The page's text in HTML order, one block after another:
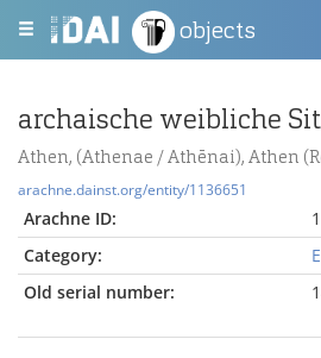
objects
Athen, (Athenae / Athēnai), Athen
arachne.dainst.org/entity/1136651
Arachne ID:
Category:
Old serial number: